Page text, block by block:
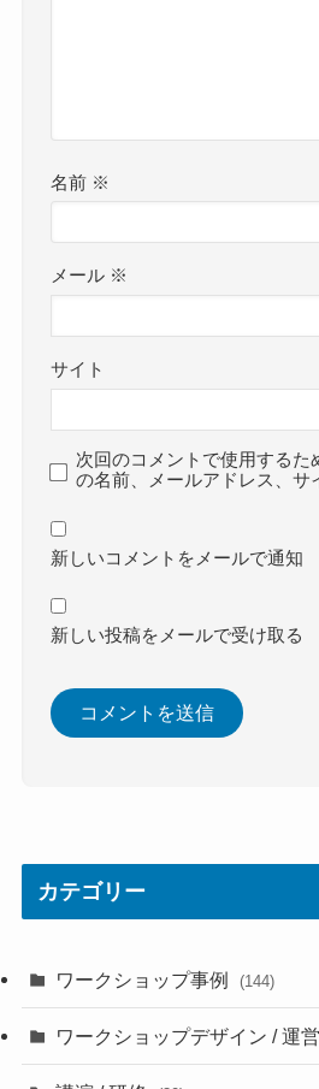
名前 ※
メール ※
サイト
次回のコメントで使用するた
の名前、メールアドレス、サ
新しいコメントをメールで通知
新しい投稿をメールで受け取る
カテゴリー
ワークショップ事例 (144)
(38)
ワークショップデザイン / 運